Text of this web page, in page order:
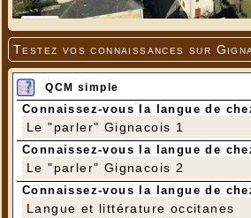
Testez vos connaissances sur
QCM simple
Connaissez-vous la langue de
Le "parler" Gignacois 1
Connaissez-vous la langue de
Le "parler" Gignacois 2
Connaissez-vous la langue de
Langue et littérature occitanes